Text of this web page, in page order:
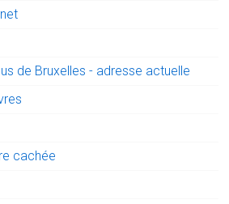
de Bruxelles - adresse actuelle
cachée